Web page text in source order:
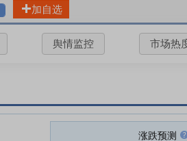
加自选
舆情监控 市场热
涨跌预测